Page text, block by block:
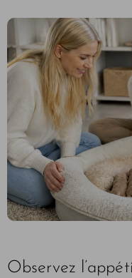
Observez